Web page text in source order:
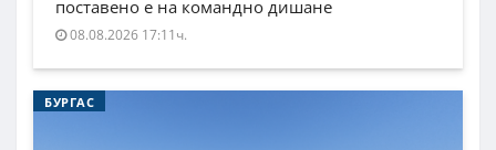
поставено е на командно дишане
08.08.2026 17:11ч.
БУРГАС